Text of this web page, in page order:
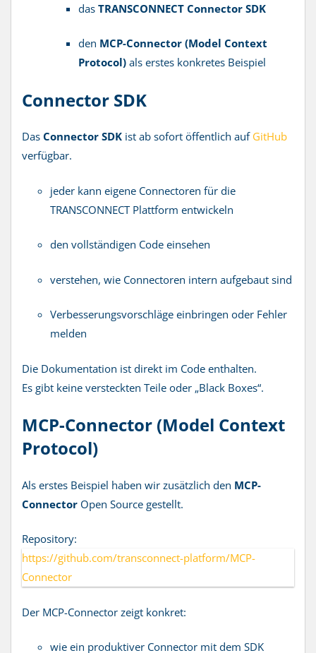
das TRANSCONNECT Connector SDK
den MCP-Connector (Model Context
Protocol) als erstes konkretes Beispiel
Connector SDK
Das Connector SDK ist ab sofort öffentlich auf GitHub
verfügbar.
jeder kann eigene Connectoren für die
TRANSCONNECT Plattform entwickeln
den vollständigen Code einsehen
verstehen, wie Connectoren intern aufgebaut sind
Verbesserungsvorschläge einbringen oder Fehler
melden
Die Dokumentation ist direkt im Code enthalten.
Es gibt keine versteckten Teile oder „Black Boxes“.
MCP-Connector (Model Context
Protocol)
Als erstes Beispiel haben wir zusätzlich den MCP-
Connector Open Source gestellt.
Repository:
https://github.com/transconnect-platform/MCP-
Connector
Der MCP-Connector zeigt konkret:
wie ein produktiver Connector mit dem SDK